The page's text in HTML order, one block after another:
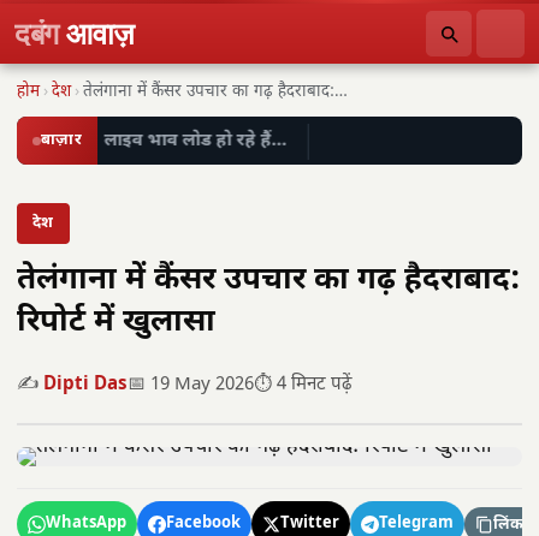
दबंगआवाज़
होम ›देश › तेलंगाना में कैंसर उपचार का गढ़ हैदराबाद: रिपोर्ट…
बाज़ार लाइव भाव लोड हो रहे हैं…
देश
तेलंगाना में कैंसर उपचार का गढ़ हैदराबाद:
रिपोर्ट में खुलासा
✍️ Dipti Das📅 19 May 2026⏱️ 4 मिनट पढ़ें
WhatsApp Facebook Twitter Telegram लिंक